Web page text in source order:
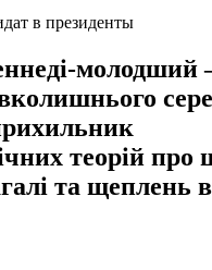
в президенты
молодший
теорій про
та щеплень